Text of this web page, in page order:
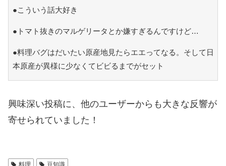
●こういう話大好き
●トマト抜きのマルゲリータとか嫌すぎるんですけど…
●料理バグはだいたい原産地見たらエエってなる。そして日
本原産が異様に少なくてビビるまでがセット
興味深い投稿に、他のユーザーからも大きな反響が
寄せられていました！